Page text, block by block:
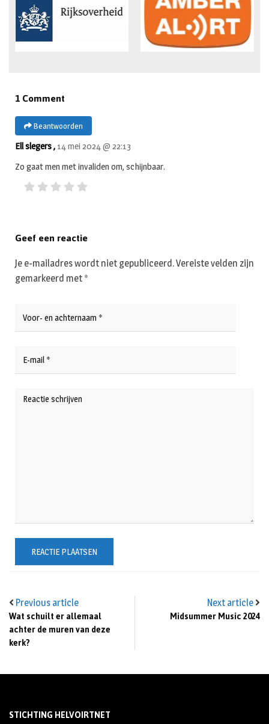
Previous article
Wat schuilt er allemaal
achter de muren van deze
kerk?
Next article
Midsummer Music 2024
1 Comment
Beantwoorden
Ell slegers , 14 mei 2024 @ 22:13
Zo gaat men met invaliden om, schijnbaar.
Geef een reactie
Je e-mailadres wordt niet gepubliceerd.Vereiste velden zijn
gemarkeerd met *
STICHTING HELVOIRTNET